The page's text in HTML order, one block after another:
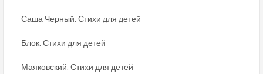
Саша Черный. Стихи для детей
Блок. Стихи для детей
Маяковский. Стихи для детей